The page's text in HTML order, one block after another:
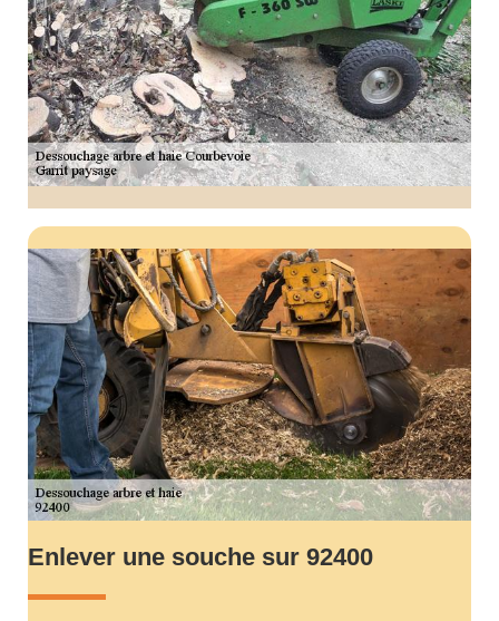
Enlever une souche sur 92400